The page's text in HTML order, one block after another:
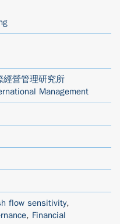
營管理研究所
Management
flow sensitivity,
, Financial